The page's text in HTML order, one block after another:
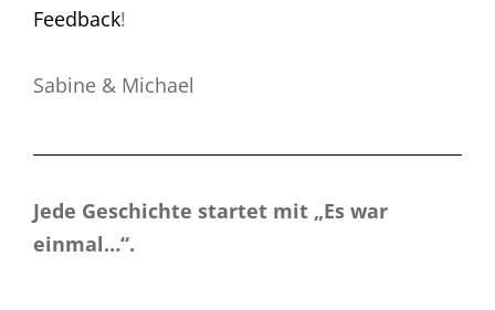
Feedback!
Sabine & Michael
Jede Geschichte startet mit „Es war
einmal…“.